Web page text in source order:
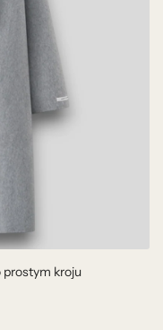
prostym kroju